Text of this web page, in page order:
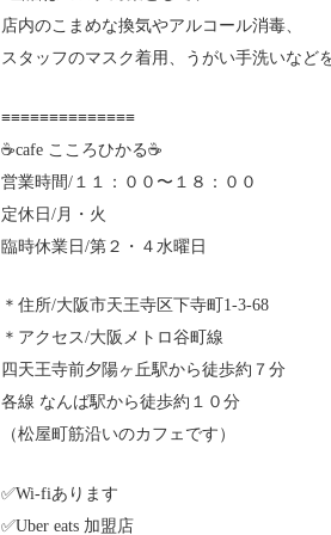
店内のこまめな換気やアルコール消毒、
スタッフのマスク着用、うがい手洗いなど
≡≡≡≡≡≡≡≡≡≡≡≡≡≡
☕️cafe こころひかる☕️
営業時間/１１：００〜１８：００
定休日/月・火
臨時休業日/第２・４水曜日
＊住所/大阪市天王寺区下寺町1-3-68
＊アクセス/大阪メトロ谷町線
四天王寺前夕陽ヶ丘駅から徒歩約７分
各線 なんば駅から徒歩約１０分
（松屋町筋沿いのカフェです）
✅Wi-fiあります
✅Uber eats 加盟店